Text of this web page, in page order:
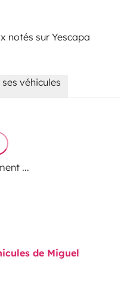
notés sur Yescapa
ses véhicules
...
de Miguel